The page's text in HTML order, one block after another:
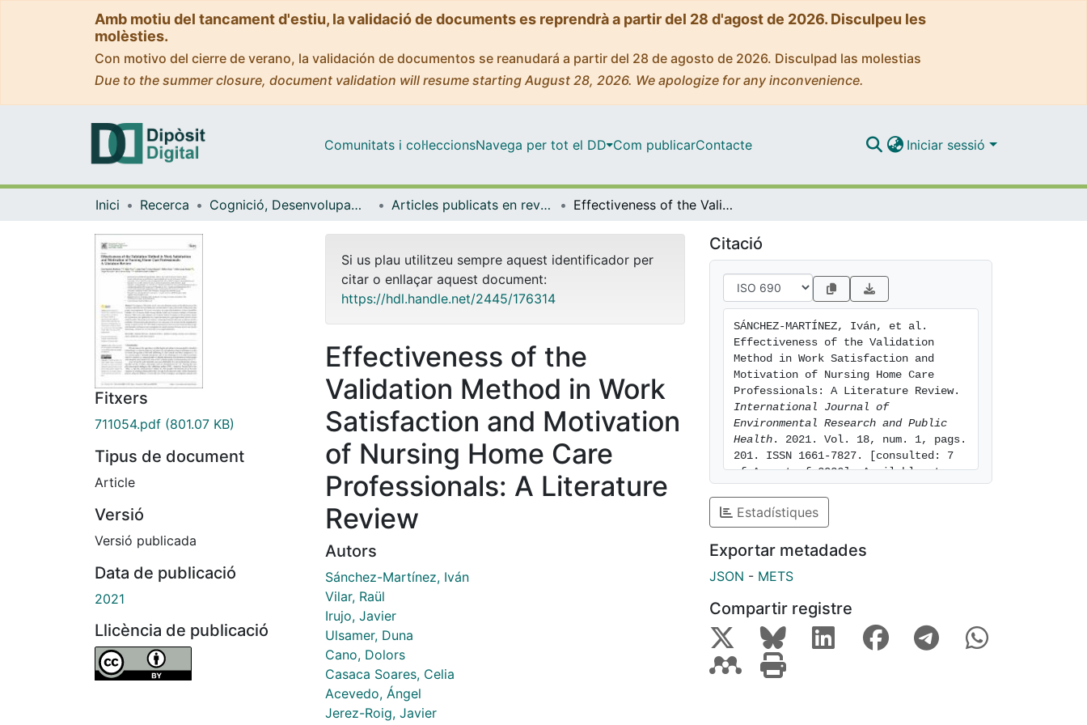
Amb motiu del tancament d'estiu, la validació de documents es reprendrà a partir del 28 d'agost de 2026. Disculpeu les
molèsties.
Con motivo del cierre de verano, la validación de documentos se reanudará a partir del 28 de agosto de 2026. Disculpad las molestias
Due to the summer closure, document validation will resume starting August 28, 2026. We apologize for any inconvenience.
Comunitats i col·leccionsNavega per tot el DD Com publicarContacte Iniciar sessió
Inici Recerca Cognició, Desenvolupament i Psicologia de l'Educació Articles publicats en revistes (Cognició, Desenvolupament i Psicologia de l'Educació) Effectiveness of the Validation Method in Work Satisfaction and Motivation of Nursing Home Care Professionals: A Literature Review
Fitxers
711054.pdf (801.07 KB)
Tipus de document
Article
Versió
Versió publicada
Data de publicació
2021
Llicència de publicació
Si us plau utilitzeu sempre aquest identificador per
citar o enllaçar aquest document:
https://hdl.handle.net/2445/176314
Effectiveness of the
Validation Method in Work
Satisfaction and Motivation
of Nursing Home Care
Professionals: A Literature
Review
Autors
Sánchez-Martínez, Iván
Vilar, Raül
Irujo, Javier
Ulsamer, Duna
Cano, Dolors
Casaca Soares, Celia
Acevedo, Ángel
Jerez-Roig, Javier
Citació
SÁNCHEZ-MARTÍNEZ, Iván, et al.
Effectiveness of the Validation
Method in Work Satisfaction and
Motivation of Nursing Home Care
International Journal of
Environmental Research and Public
Health . 2021. Vol. 18, num. 1, pags.
201. ISSN 1661-7827. [consulted: 7
of August of 2026]. Available at:
Estadístiques
Exportar metadades
JSON - METS
Compartir registre